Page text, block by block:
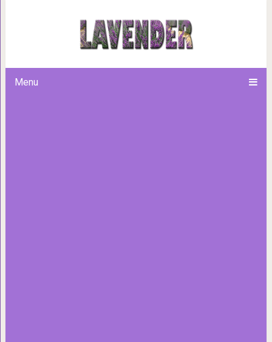
Menu
16 простых и полезных
крайне изобретательно